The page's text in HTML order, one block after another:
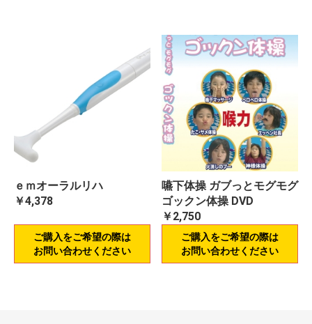
ｅｍオーラルリハ
￥4,378
ご購入をご希望の際は
お問い合わせください
嚥下体操 ガブっとモグモグ
ゴックン体操 DVD
￥2,750
ご購入をご希望の際は
お問い合わせください